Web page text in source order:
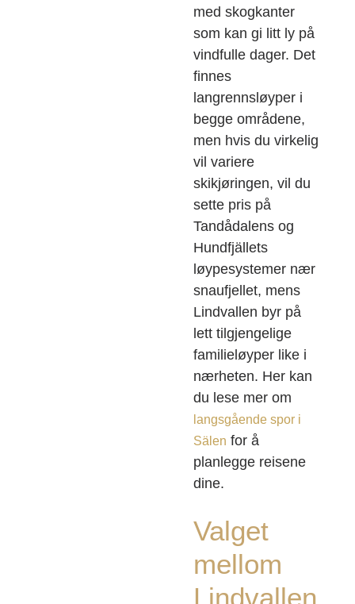
med skogkanter
som kan gi litt ly på
vindfulle dager. Det
finnes
langrennsløyper i
begge områdene,
men hvis du virkelig
vil variere
skikjøringen, vil du
sette pris på
Tandådalens og
Hundfjällets
løypesystemer nær
snaufjellet, mens
Lindvallen byr på
lett tilgjengelige
familieløyper like i
nærheten. Her kan
du lese mer om
langsgående spor i
Sälen for å
planlegge reisene
dine.
Valget
mellom
Lindvallen